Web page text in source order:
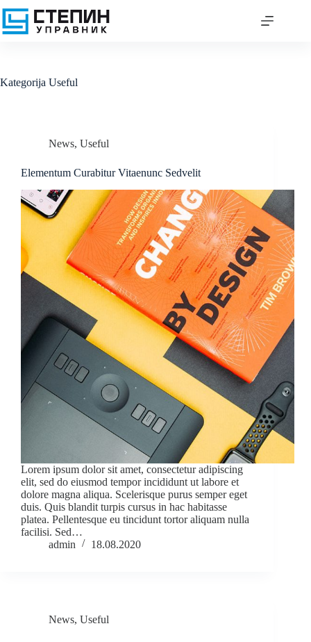
content
Kategorija Useful
News, Useful
Elementum Curabitur Vitaenunc Sedvelit
Lorem ipsum dolor sit amet, consectetur adipiscing
elit, sed do eiusmod tempor incididunt ut labore et
dolore magna aliqua. Scelerisque purus semper eget
duis. Quis blandit turpis cursus in hac habitasse
platea. Pellentesque eu tincidunt tortor aliquam nulla
facilisi. Sed…
admin
18.08.2020
News, Useful